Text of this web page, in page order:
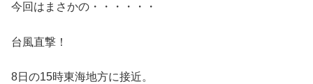
今回はまさかの・・・・・・
台風直撃！
8日の15時東海地方に接近。